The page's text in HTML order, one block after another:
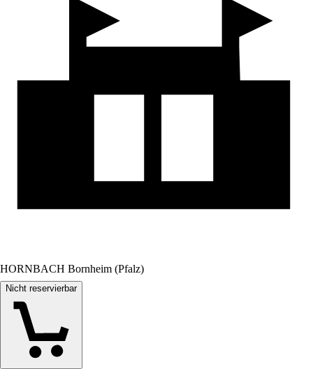
HORNBACH Bornheim (Pfalz)
Nicht reservierbar